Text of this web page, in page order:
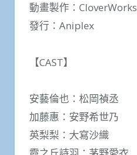
動畫製作：CloverWorks
發行：Aniplex
【CAST】
安藝倫也：松岡禎丞
加藤惠：安野希世乃
英梨梨：大寫沙織